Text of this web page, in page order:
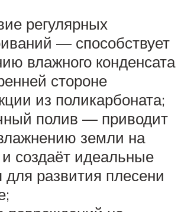
регулярных
— способствует
влажного конденсата
стороне
из поликарбоната;
полив — приводит
земли на
и создаёт идеальные
для развития плесени